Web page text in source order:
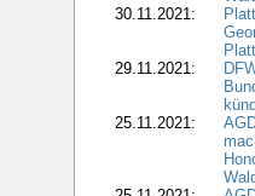
30.11.2021:
29.11.2021:
25.11.2021: